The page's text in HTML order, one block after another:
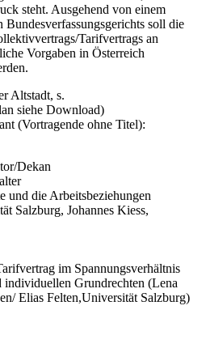
steht. Ausgehend von einem
Bundesverfassungsgerichts soll die
Tarifvertrags an
Vorgaben in Österreich
Altstadt, s.
siehe Download)
(Vortragende ohne Titel):
Dekan
und die Arbeitsbeziehungen
Salzburg, Johannes Kiess,
im Spannungsverhältnis
Grundrechten (Lena
Elias Felten,Universität Salzburg)